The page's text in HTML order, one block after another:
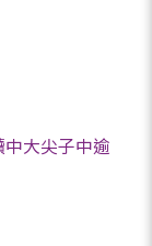
大尖子中逾